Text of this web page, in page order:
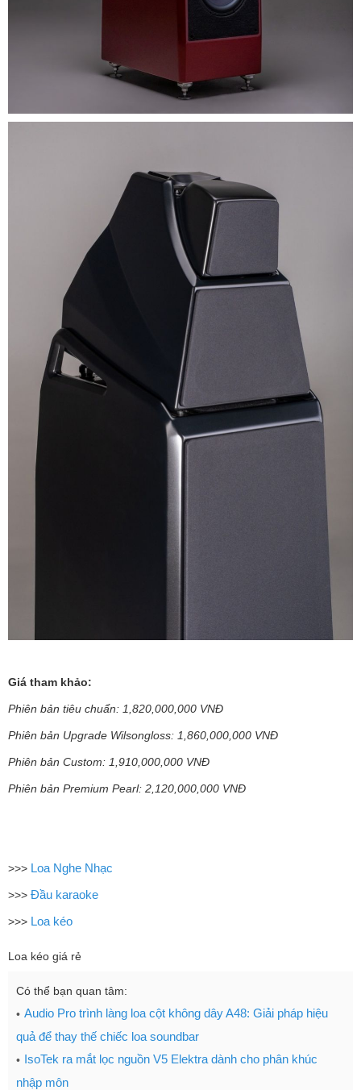
Giá tham khảo:
Phiên bản tiêu chuẩn: 1,820,000,000 VNĐ
Phiên bản Upgrade Wilsongloss: 1,860,000,000 VNĐ
Phiên bản Custom: 1,910,000,000 VNĐ
Phiên bản Premium Pearl: 2,120,000,000 VNĐ
>>> Loa Nghe Nhạc
>>> Đầu karaoke
>>> Loa kéo
Loa kéo giá rẻ
Có thể bạn quan tâm:
Audio Pro trình làng loa cột không dây A48: Giải pháp hiệu
quả để thay thế chiếc loa soundbar
IsoTek ra mắt lọc nguồn V5 Elektra dành cho phân khúc
nhập môn